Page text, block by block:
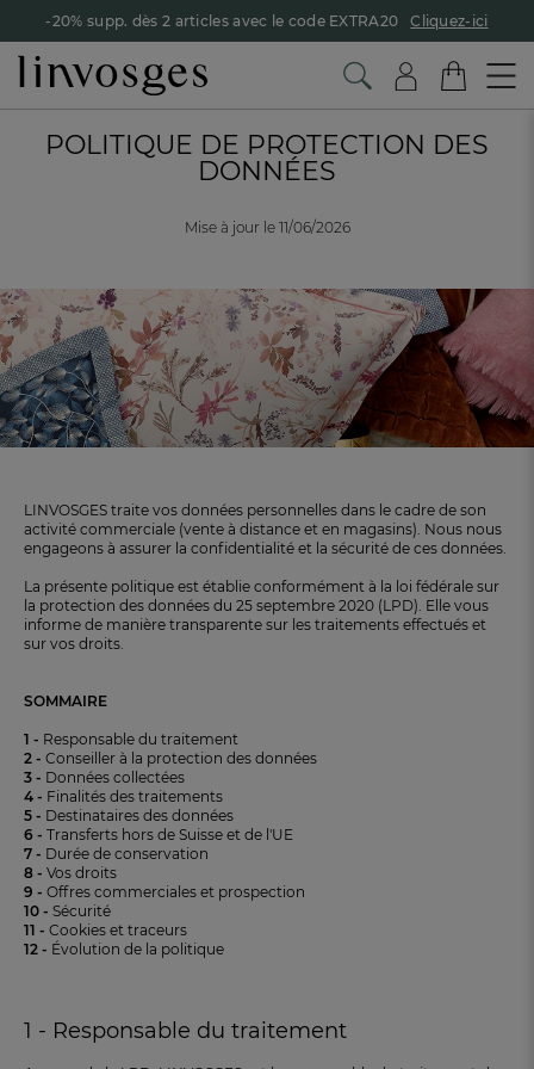
-20% supp. dès 2 articles avec le code EXTRA20 Cliquez-ici
FR
POLITIQUE DE PROTECTION DES
DONNÉES
Mise à jour le 11/06/2026
LINVOSGES traite vos données personnelles dans le cadre de son
activité commerciale (vente à distance et en magasins). Nous nous
engageons à assurer la confidentialité et la sécurité de ces données.
La présente politique est établie conformément à la loi fédérale sur
la protection des données du 25 septembre 2020 (LPD). Elle vous
informe de manière transparente sur les traitements effectués et
sur vos droits.
SOMMAIRE
1 - Responsable du traitement
2 - Conseiller à la protection des données
3 - Données collectées
4 - Finalités des traitements
5 - Destinataires des données
6 - Transferts hors de Suisse et de l'UE
7 - Durée de conservation
8 - Vos droits
9 - Offres commerciales et prospection
10 - Sécurité
11 - Cookies et traceurs
12 - Évolution de la politique
1 - Responsable du traitement